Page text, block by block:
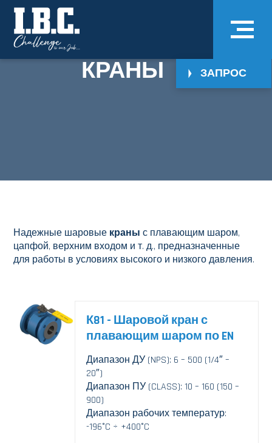
ЗАПРОС
КРАНЫ
Надежные шаровые краны с плавающим шаром,
цапфой, верхним входом и т. д., предназначенные
для работы в условиях высокого и низкого давления.
К81 - Шаровой кран с
плавающим шаром по EN
Диапазон ДУ (NPS): 6 – 500 (1/4″ –
20″)
Диапазон ПУ (CLASS): 10 – 160 (150 –
900)
Диапазон рабочих температур:
-196°C ÷ +400°C